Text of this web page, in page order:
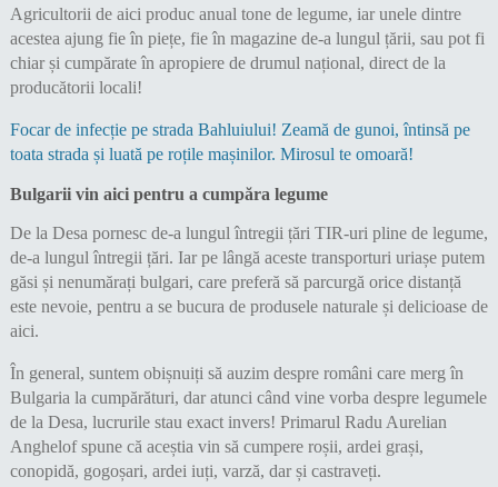
Agricultorii de aici produc anual tone de legume, iar unele dintre
acestea ajung fie în piețe, fie în magazine de-a lungul țării, sau pot fi
chiar și cumpărate în apropiere de drumul național, direct de la
producătorii locali!
Focar de infecție pe strada Bahluiului! Zeamă de gunoi, întinsă pe
toata strada și luată pe roțile mașinilor. Mirosul te omoară!
Bulgarii vin aici pentru a cumpăra legume
De la Desa pornesc de-a lungul întregii țări TIR-uri pline de legume,
de-a lungul întregii țări. Iar pe lângă aceste transporturi uriașe putem
găsi și nenumărați bulgari, care preferă să parcurgă orice distanță
este nevoie, pentru a se bucura de produsele naturale și delicioase de
aici.
În general, suntem obișnuiți să auzim despre români care merg în
Bulgaria la cumpărături, dar atunci când vine vorba despre legumele
de la Desa, lucrurile stau exact invers! Primarul Radu Aurelian
Anghelof spune că aceștia vin să cumpere roșii, ardei grași,
conopidă, gogoșari, ardei iuți, varză, dar și castraveți.